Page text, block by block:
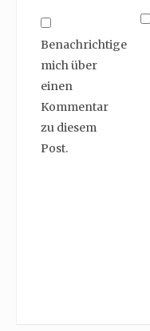
Benachrichtige
mich über
einen
Kommentar
zu diesem
Post.